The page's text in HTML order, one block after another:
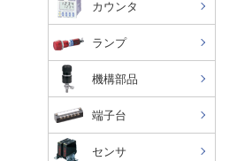
カウンタ
ランプ
機構部品
端子台
センサ